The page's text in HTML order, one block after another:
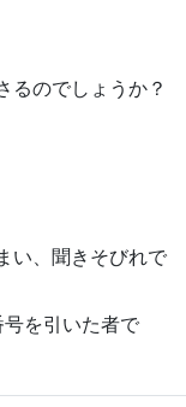
るのでしょうか？
い、聞きそびれで
を引いた者で